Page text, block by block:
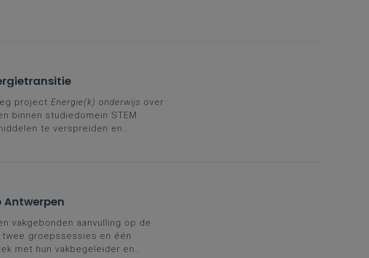
project Energie(k) onderwijs over
binnen studiedomein STEM
te verspreiden en
Antwerpen
vakgebonden aanvulling op de
groepssessies en één
met hun vakbegeleider en